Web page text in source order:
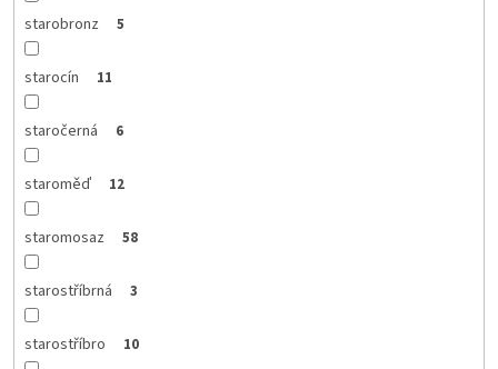
starobronz 5
starocín 11
staročerná 6
staroměď 12
staromosaz 58
starostříbrná 3
starostříbro 10